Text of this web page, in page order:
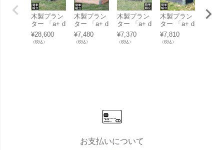
木製プラン
ター 「a+ d
esign ガー
デンボック
ス1200×800
¥28,600
（税込）
木製プラン
ター 「a+ d
esign ガー
デンボック
ス1200×800
¥7,480
（税込）
木製プラン
ター 「a+ d
esign ガー
デンボック
ス 800×600
¥7,370
（税込）
木製プラン
ター 「a+ d
esign ガー
デンボック
ス1200×400
¥7,810
（税込）
木製
お支払いについて